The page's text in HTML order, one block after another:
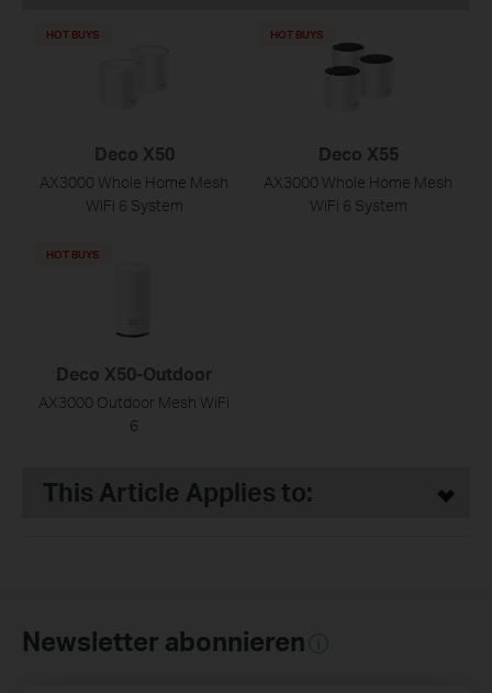
Deco X50
AX3000 Whole Home Mesh
WiFi 6 System
HOT BUYS
Deco X55
AX3000 Whole Home Mesh
WiFi 6 System
HOT BUYS
Deco X50-Outdoor
AX3000 Outdoor Mesh WiFi
6
HOT BUYS
This Article Applies to:
Newsletter abonnieren